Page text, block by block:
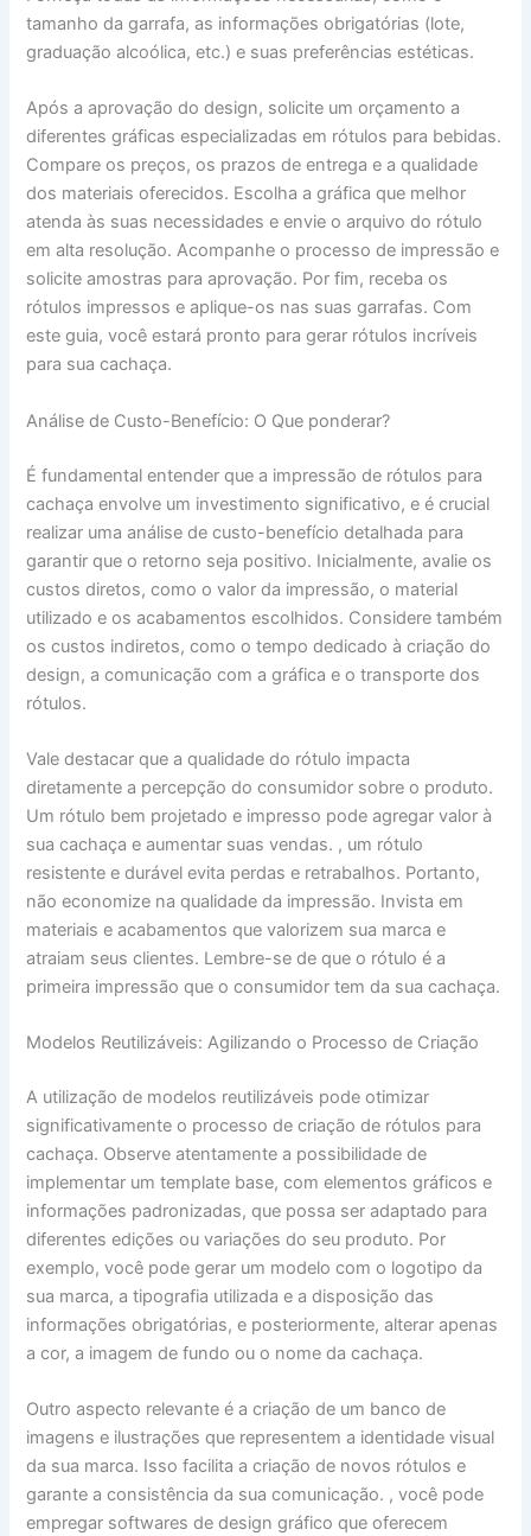
tamanho da garrafa, as informações obrigatórias (lote,
graduação alcoólica, etc.) e suas preferências estéticas.
Após a aprovação do design, solicite um orçamento a
diferentes gráficas especializadas em rótulos para bebidas.
Compare os preços, os prazos de entrega e a qualidade
dos materiais oferecidos. Escolha a gráfica que melhor
atenda às suas necessidades e envie o arquivo do rótulo
em alta resolução. Acompanhe o processo de impressão e
solicite amostras para aprovação. Por fim, receba os
rótulos impressos e aplique-os nas suas garrafas. Com
este guia, você estará pronto para gerar rótulos incríveis
para sua cachaça.
Análise de Custo-Benefício: O Que ponderar?
É fundamental entender que a impressão de rótulos para
cachaça envolve um investimento significativo, e é crucial
realizar uma análise de custo-benefício detalhada para
garantir que o retorno seja positivo. Inicialmente, avalie os
custos diretos, como o valor da impressão, o material
utilizado e os acabamentos escolhidos. Considere também
os custos indiretos, como o tempo dedicado à criação do
design, a comunicação com a gráfica e o transporte dos
rótulos.
Vale destacar que a qualidade do rótulo impacta
diretamente a percepção do consumidor sobre o produto.
Um rótulo bem projetado e impresso pode agregar valor à
sua cachaça e aumentar suas vendas. , um rótulo
resistente e durável evita perdas e retrabalhos. Portanto,
não economize na qualidade da impressão. Invista em
materiais e acabamentos que valorizem sua marca e
atraiam seus clientes. Lembre-se de que o rótulo é a
primeira impressão que o consumidor tem da sua cachaça.
Modelos Reutilizáveis: Agilizando o Processo de Criação
A utilização de modelos reutilizáveis pode otimizar
significativamente o processo de criação de rótulos para
cachaça. Observe atentamente a possibilidade de
implementar um template base, com elementos gráficos e
informações padronizadas, que possa ser adaptado para
diferentes edições ou variações do seu produto. Por
exemplo, você pode gerar um modelo com o logotipo da
sua marca, a tipografia utilizada e a disposição das
informações obrigatórias, e posteriormente, alterar apenas
a cor, a imagem de fundo ou o nome da cachaça.
Outro aspecto relevante é a criação de um banco de
imagens e ilustrações que representem a identidade visual
da sua marca. Isso facilita a criação de novos rótulos e
garante a consistência da sua comunicação. , você pode
empregar softwares de design gráfico que oferecem